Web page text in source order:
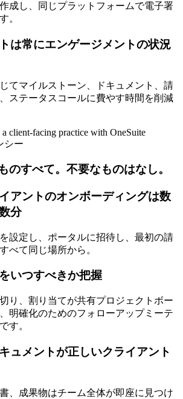
成し、同じプラットフォームで電子署
。
は常にエンゲージメントの状況
てマイルストーン、ドキュメント、請
ステータスコールに費やす時間を削減
シー
のすべて。不要なものはなし。
アントのオンボーディングは数
分
設定し、ポータルに招待し、最初の請
べて同じ場所から。
いつすべきか把握
り、割り当てが共有プロジェクトボー
明確化のためのフォローアップミーテ
す。
ュメントが正しいクライアント
、成果物はチーム全体が即座に見つけ